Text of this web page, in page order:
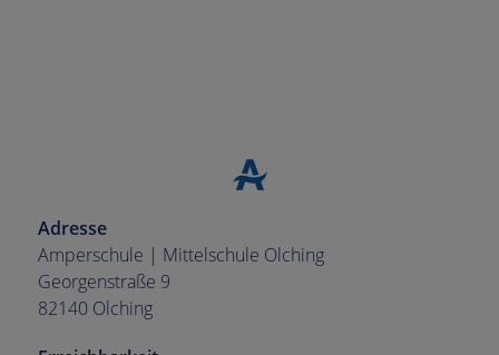
Adresse
Amperschule | Mittelschule Olching
Georgenstraße 9
82140 Olching